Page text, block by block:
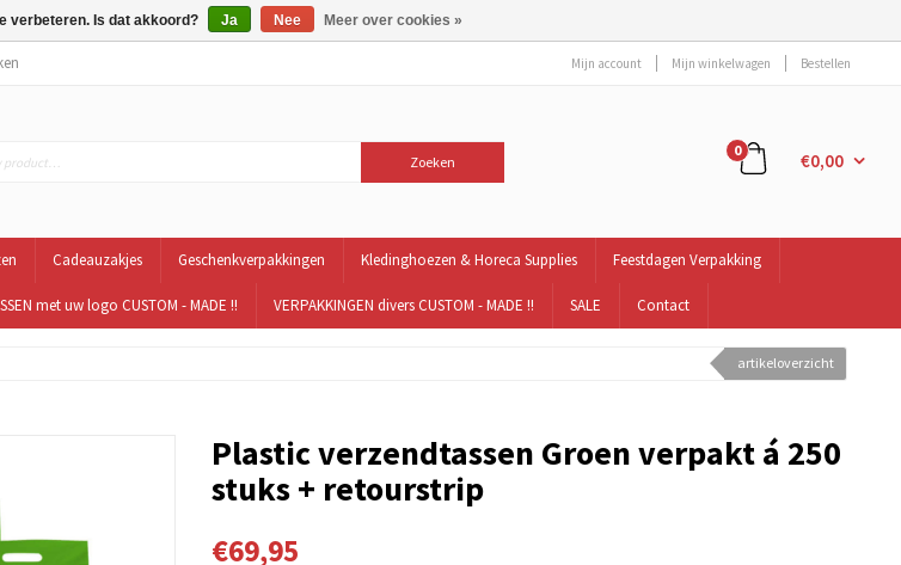
Mijn account Mijn winkelwagen Bestellen
Zoeken
0 €0,00
Cadeauzakjes Geschenkverpakkingen Kledinghoezen & Horeca Supplies Feestdagen Verpakking
met uw logo CUSTOM - MADE !! VERPAKKINGEN divers CUSTOM - MADE !! SALE Contact
artikeloverzicht
Plastic verzendtassen Groen verpakt á 250
stuks + retourstrip
€69,95
verbeteren. Is dat akkoord? Ja Nee Meer over cookies »